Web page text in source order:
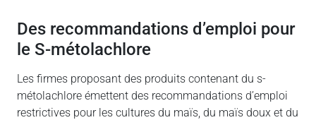
Des recommandations d’emploi pour
le S-métolachlore
Les firmes proposant des produits contenant du s-
métolachlore émettent des recommandations d’emploi
restrictives pour les cultures du maïs, du maïs doux et du